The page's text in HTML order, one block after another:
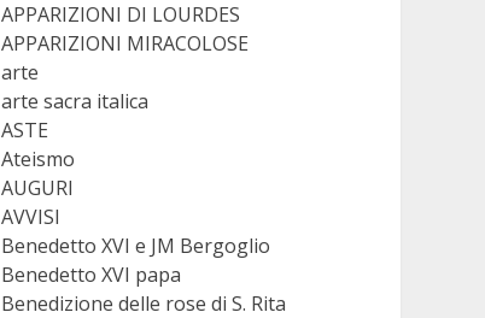
APPARIZIONI DI LOURDES
APPARIZIONI MIRACOLOSE
arte
arte sacra italica
ASTE
Ateismo
AUGURI
AVVISI
Benedetto XVI e JM Bergoglio
Benedetto XVI papa
Benedizione delle rose di S. Rita